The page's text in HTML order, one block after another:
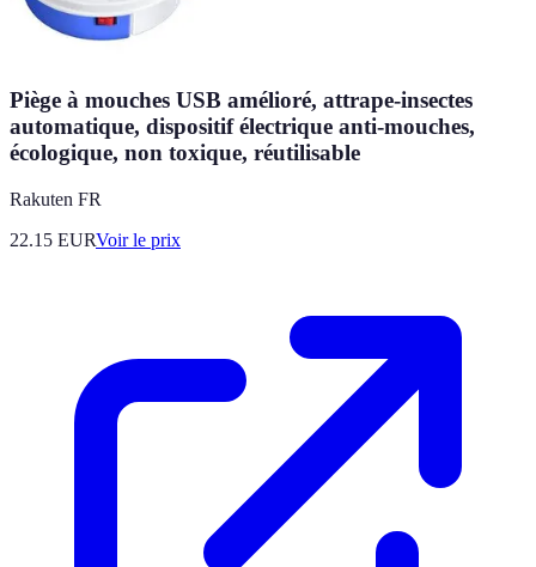
Piège à mouches USB amélioré, attrape-insectes
automatique, dispositif électrique anti-mouches,
écologique, non toxique, réutilisable
Rakuten FR
22.15 EURVoir le prix